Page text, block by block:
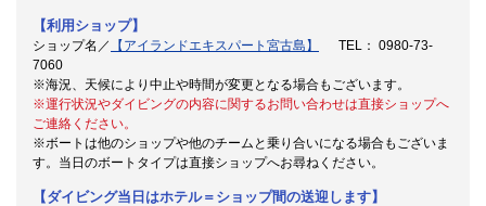
【利用ショップ】
ショップ名／ 【アイランドエキスパート宮古島】
TEL： 0980-73-
7060
※海況、天候により中止や時間が変更となる場合もございます。
※運行状況やダイビングの内容に関するお問い合わせは直接ショップへ
ご連絡ください。
※ボートは他のショップや他のチームと乗り合いになる場合もございま
す。当日のボートタイプは直接ショップへお尋ねください。
【ダイビング当日はホテル＝ショップ間の送迎します】